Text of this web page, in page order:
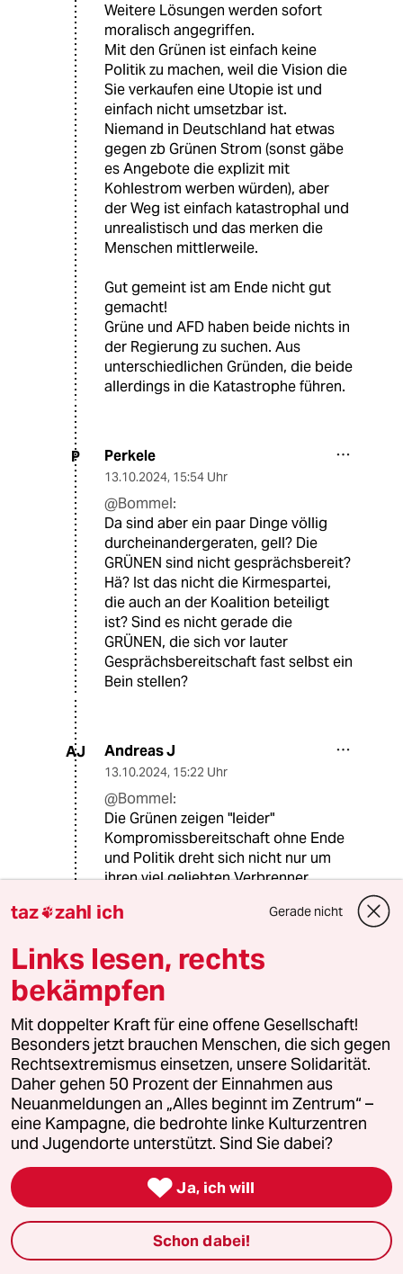
Weitere Lösungen werden sofort
moralisch angegriffen.
Mit den Grünen ist einfach keine
Politik zu machen, weil die Vision die
Sie verkaufen eine Utopie ist und
einfach nicht umsetzbar ist.
Niemand in Deutschland hat etwas
gegen zb Grünen Strom (sonst gäbe
es Angebote die explizit mit
Kohlestrom werben würden), aber
der Weg ist einfach katastrophal und
unrealistisch und das merken die
Menschen mittlerweile.
Gut gemeint ist am Ende nicht gut
gemacht!
Grüne und AFD haben beide nichts in
der Regierung zu suchen. Aus
unterschiedlichen Gründen, die beide
allerdings in die Katastrophe führen.
P Perkele
13.10.2024, 15:54 Uhr
@Bommel:
Da sind aber ein paar Dinge völlig
durcheinandergeraten, gell? Die
GRÜNEN sind nicht gesprächsbereit?
Hä? Ist das nicht die Kirmespartei,
die auch an der Koalition beteiligt
ist? Sind es nicht gerade die
GRÜNEN, die sich vor lauter
Gesprächsbereitschaft fast selbst ein
Bein stellen?
AJ Andreas J
13.10.2024, 15:22 Uhr
@Bommel:
Die Grünen zeigen "leider"
Kompromissbereitschaft ohne Ende
und Politik dreht sich nicht nur um
ihren viel geliebten Verbrenner.
hinsichtlich dem Klimawandel, der
Rechtsruck oder dem zunehmenden
offenen Rassismus in unserer
Gesellschaft eingegangen? CDU/CSU
sind rückwärtsgewandte Betonköpfe.
Die Ampel kann man auch vergessen.
B Bommel
13.10.2024,22:06 Uhr
@Andreas J:
Also dass die Grünen den Verbrenner
lieben, ist mir bisher entgangen.
Vielleicht sollten Sie sich mehr mit
der täglichen politischen Realität
beschäftigen, dann glauben Sie auch
taz zahl ich Gerade nicht
Links lesen, rechts
bekämpfen
Mit doppelter Kraft für eine offene Gesellschaft!
Besonders jetzt brauchen Menschen, die sich gegen
Rechtsextremismus einsetzen, unsere Solidarität.
Daher gehen 50 Prozent der Einnahmen aus
Neuanmeldungen an „Alles beginnt im Zentrum“ –
eine Kampagne, die bedrohte linke Kulturzentren
und Jugendorte unterstützt. Sind Sie dabei?
 Ja, ich will
Schon dabei!